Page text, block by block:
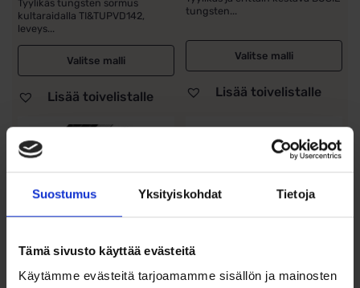
Suostumus Yksityiskohdat Tietoja
Tämä sivusto käyttää evästeitä
Käytämme evästeitä tarjoamamme sisällön ja mainosten
4.50/ 5
hinta
oli:
89,00 €.
hinta
on:
69,00 €.
Tyylikäs tungsten sormus
kultaraidalla TI&TUPVD142,
leveys...
Valitse malli
Lisää toivelistalle
4.40/ 5
tungsten...
Valitse malli
Lisää toivelistalle
tuotteella
on
useampi
Voit
tehdä
tuotteen